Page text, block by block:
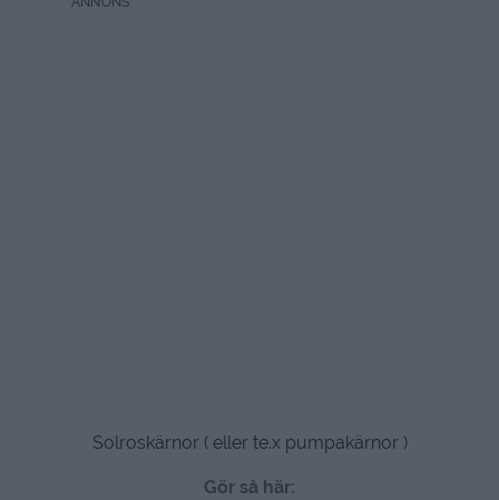
Solroskärnor ( eller te.x pumpakärnor )
Gör så här: